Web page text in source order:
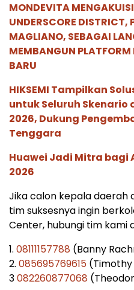
MONDEVITA
UNDERSCORE DISTRICT,
MAGLIANO, SEBAGAI
MEMBANGUN
BARU
HIKSEMI Tampilkan
untuk Seluruh Skenario
2026, Dukung
Tenggara
Huawei Jadi Mitra bagi
2026
Jika calon kepala daerah
tim suksesnya ingin
Center, hubungi tim kami
1. 08111157788 (Banny
2. 085695769615
3082260877068